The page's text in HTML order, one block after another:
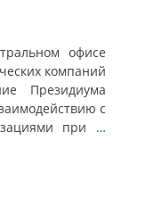
офисе
компаний
Президиума
с
при …